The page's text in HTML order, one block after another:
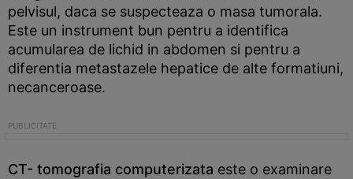
pelvisul, daca se suspecteaza o masa tumorala.
Este un instrument bun pentru a identifica
acumularea de lichid in abdomen si pentru a
diferentia metastazele hepatice de alte formatiuni,
necanceroase.
CT- tomografia computerizata este o examinare